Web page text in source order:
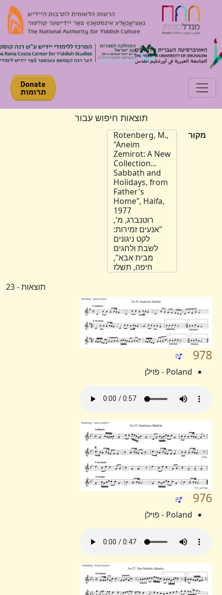
Toggle navigation
תוצאות חיפוש עבור
מקור
Rotenberg, M.,
"Aneim
Zemirot: A New
Collection...
Sabbath and
Holidays, from
Father's
Home", Haifa,
1977
רוטנברג, מ',
"אנעים זמירות:
לקט ניגונים
לשבת ולחגים
מבית אבא",
חיפה, תשלז
תוצאות - 23
978
Poland - פוילן
976
Poland - פוילן